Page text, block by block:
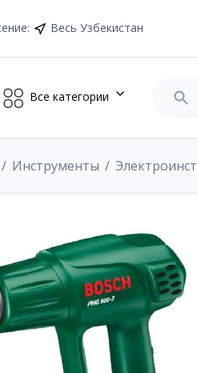
: Весь Узбекистан
Все категории
Инструменты